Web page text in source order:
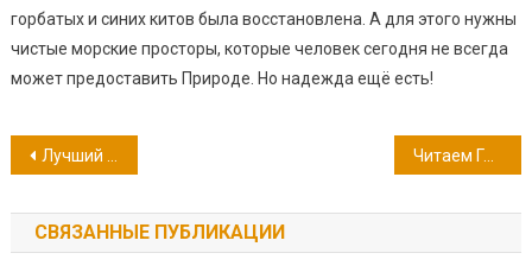
горбатых и синих китов была восстановлена. А для этого нужны
чистые морские просторы, которые человек сегодня не всегда
может предоставить Природе. Но надежда ещё есть!
Навигация
по
записям
Лучший подарок, конечно же, книга… Читаем Гарина-Михайловского
СВЯЗАННЫЕ ПУБЛИКАЦИИ